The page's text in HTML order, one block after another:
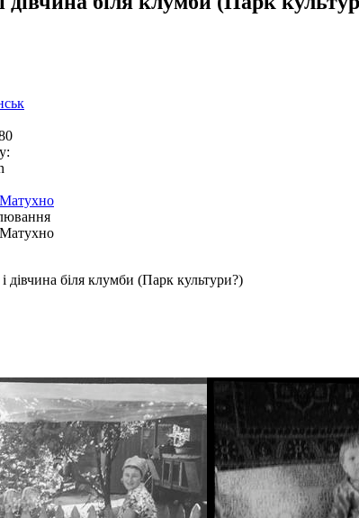
Матухно
Матухно
дівчина біля клумби (Парк культури?)